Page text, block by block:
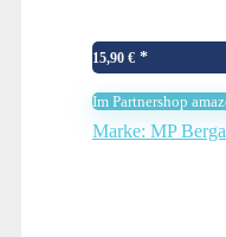
15,90 €
Im Partnershop
Marke: MP